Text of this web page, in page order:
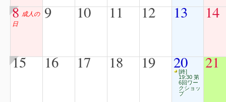
8 成人の
日
9 10 11 12 13 14
15 16 17 18 19 20
[終]
19:30 第
6回ワー
クショッ
プ
21